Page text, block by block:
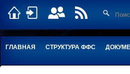
ГЛАВНАЯ СТРУКТУРА ФФС